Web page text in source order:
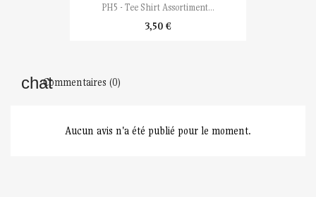
PH5 - Tee Shirt Assortiment...
3,50 €
Commentaires (0)
Aucun avis n'a été publié pour le moment.